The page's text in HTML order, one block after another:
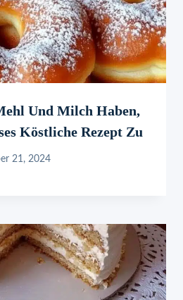
Und Milch Haben,
Köstliche Rezept Zu
21, 2024